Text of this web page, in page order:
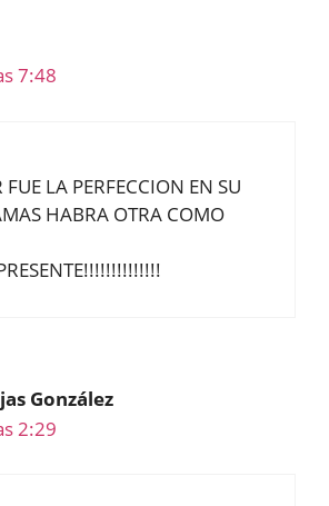
7:48
FUE LA PERFECCION EN SU
HABRA OTRA COMO
González
2:29